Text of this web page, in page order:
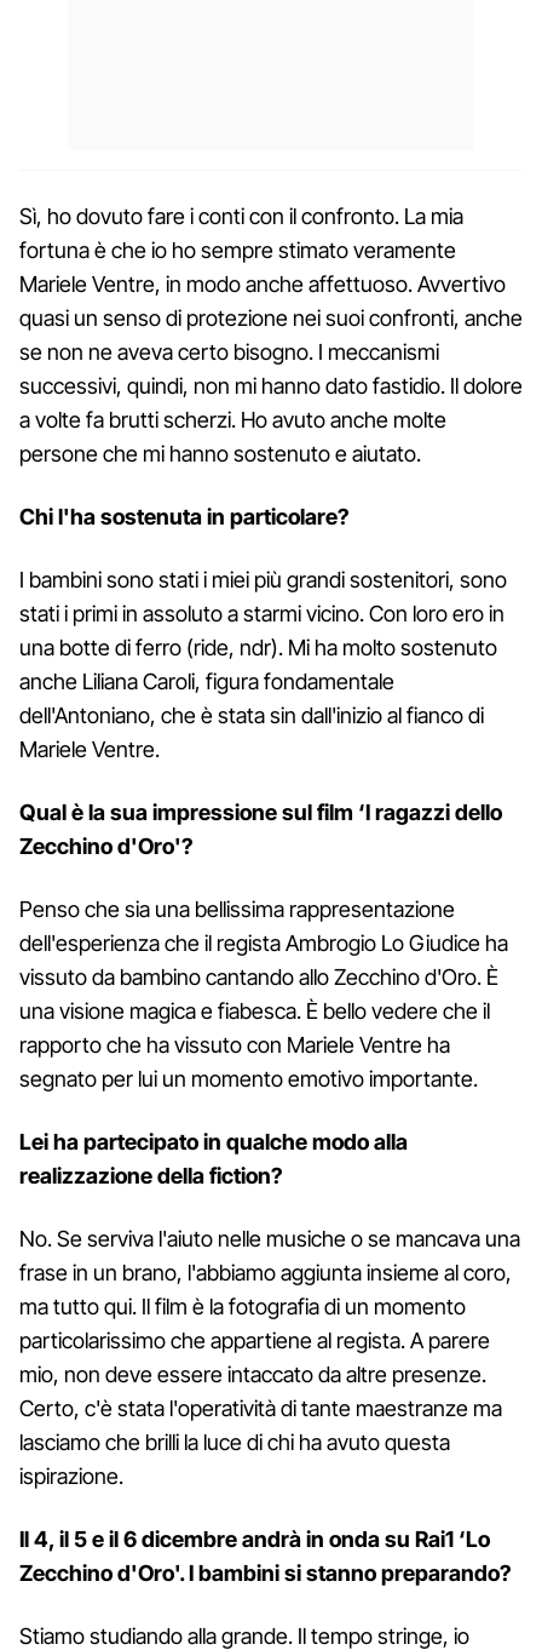
Sì, ho dovuto fare i conti con il confronto. La mia
fortuna è che io ho sempre stimato veramente
Mariele Ventre, in modo anche affettuoso. Avvertivo
quasi un senso di protezione nei suoi confronti, anche
se non ne aveva certo bisogno. I meccanismi
successivi, quindi, non mi hanno dato fastidio. Il dolore
a volte fa brutti scherzi. Ho avuto anche molte
persone che mi hanno sostenuto e aiutato.
Chi l'ha sostenuta in particolare?
I bambini sono stati i miei più grandi sostenitori, sono
stati i primi in assoluto a starmi vicino. Con loro ero in
una botte di ferro (ride, ndr). Mi ha molto sostenuto
anche Liliana Caroli, figura fondamentale
dell'Antoniano, che è stata sin dall'inizio al fianco di
Mariele Ventre.
Qual è la sua impressione sul film ‘I ragazzi dello
Zecchino d'Oro'?
Penso che sia una bellissima rappresentazione
dell'esperienza che il regista Ambrogio Lo Giudice ha
vissuto da bambino cantando allo Zecchino d'Oro. È
una visione magica e fiabesca. È bello vedere che il
rapporto che ha vissuto con Mariele Ventre ha
segnato per lui un momento emotivo importante.
Lei ha partecipato in qualche modo alla
realizzazione della fiction?
No. Se serviva l'aiuto nelle musiche o se mancava una
frase in un brano, l'abbiamo aggiunta insieme al coro,
ma tutto qui. Il film è la fotografia di un momento
particolarissimo che appartiene al regista. A parere
mio, non deve essere intaccato da altre presenze.
Certo, c'è stata l'operatività di tante maestranze ma
lasciamo che brilli la luce di chi ha avuto questa
ispirazione.
Il 4, il 5 e il 6 dicembre andrà in onda su Rai1 ‘Lo
Zecchino d'Oro'. I bambini si stanno preparando?
Stiamo studiando alla grande. Il tempo stringe, io